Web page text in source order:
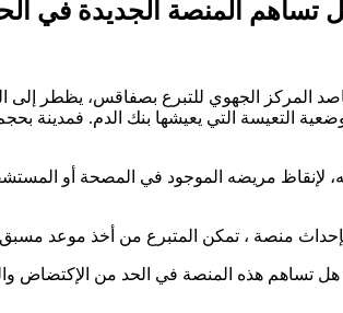
المنصة الجديدة في
التعيسة التي يعيشها بنك الدم. فمدينة
لإنقاظ مريضه الموجود في المصحة أو